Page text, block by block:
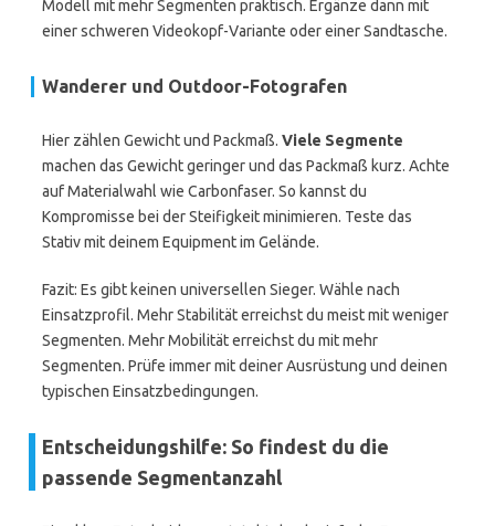
Modell mit mehr Segmenten praktisch. Ergänze dann mit
einer schweren Videokopf-Variante oder einer Sandtasche.
Wanderer und Outdoor-Fotografen
Hier zählen Gewicht und Packmaß. Viele Segmente
machen das Gewicht geringer und das Packmaß kurz. Achte
auf Materialwahl wie Carbonfaser. So kannst du
Kompromisse bei der Steifigkeit minimieren. Teste das
Stativ mit deinem Equipment im Gelände.
Fazit: Es gibt keinen universellen Sieger. Wähle nach
Einsatzprofil. Mehr Stabilität erreichst du meist mit weniger
Segmenten. Mehr Mobilität erreichst du mit mehr
Segmenten. Prüfe immer mit deiner Ausrüstung und deinen
typischen Einsatzbedingungen.
Entscheidungshilfe: So findest du die
passende Segmentanzahl